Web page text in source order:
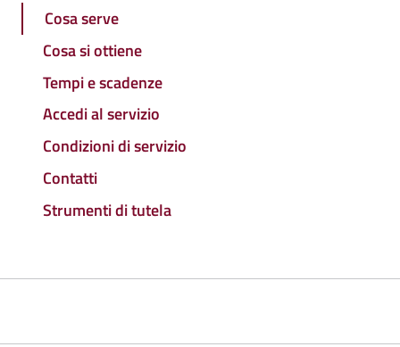
Cosa serve
Cosa si ottiene
Tempi e scadenze
Accedi al servizio
Condizioni di servizio
Contatti
Strumenti di tutela